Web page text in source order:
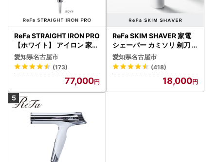
ReFa STRAIGHT IRON PRO
【ホワイト】 アイロン 家電
美容 リファ アイロン
愛知県名古屋市
(173)
77,000
ReFa SKIM SHAVER 家電
シェーバー カミソリ 剃刀
シェーバー
愛知県名古屋市
(418)
18,000